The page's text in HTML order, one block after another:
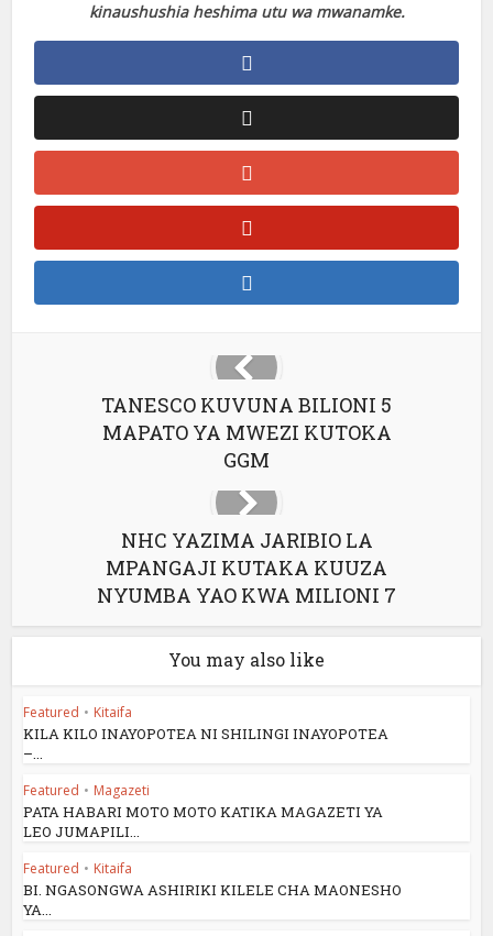
kinaushushia heshima utu wa mwanamke.
TANESCO KUVUNA BILIONI 5
MAPATO YA MWEZI KUTOKA
GGM
NHC YAZIMA JARIBIO LA
MPANGAJI KUTAKA KUUZA
NYUMBA YAO KWA MILIONI 7
You may also like
Featured • Kitaifa
KILA KILO INAYOPOTEA NI SHILINGI INAYOPOTEA
–...
Featured • Magazeti
PATA HABARI MOTO MOTO KATIKA MAGAZETI YA
LEO JUMAPILI...
Featured • Kitaifa
BI. NGASONGWA ASHIRIKI KILELE CHA MAONESHO
YA...